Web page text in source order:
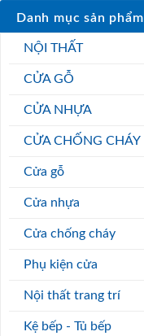
Danh mục sản phẩm
NỘI THẤT
CỬA GỖ
CỬA NHỰA
CỬA CHỐNG CHÁY
Cửa gỗ
Cửa nhựa
Cửa chống cháy
Phụ kiện cửa
Nội thất trang trí
Kệ bếp - Tủ bếp